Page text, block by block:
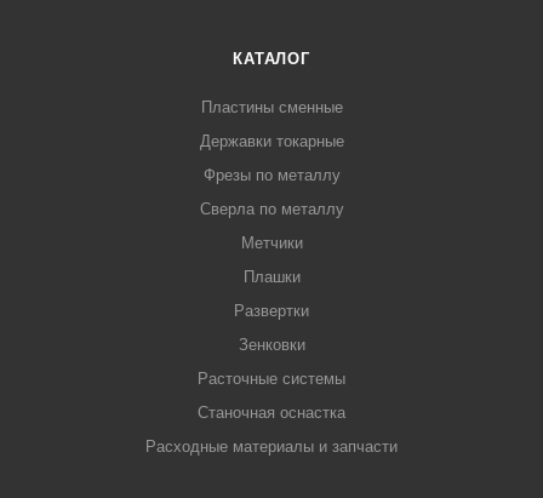
КАТАЛОГ
Пластины сменные
Державки токарные
Фрезы по металлу
Сверла по металлу
Метчики
Плашки
Развертки
Зенковки
Расточные системы
Станочная оснастка
Расходные материалы и запчасти